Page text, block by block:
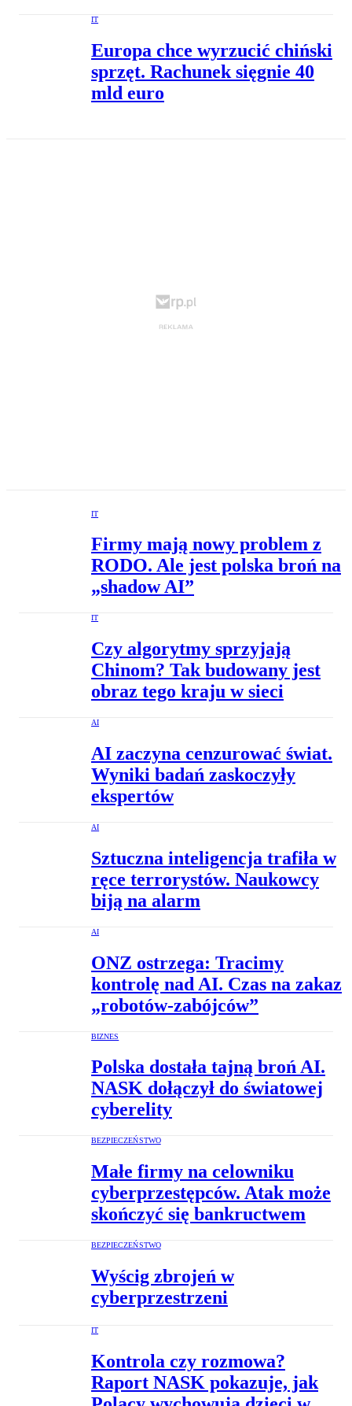
IT
Europa chce wyrzucić chiński
sprzęt. Rachunek sięgnie 40
mld euro
IT
Firmy mają nowy problem z
RODO. Ale jest polska broń na
„shadow AI”
IT
Czy algorytmy sprzyjają
Chinom? Tak budowany jest
obraz tego kraju w sieci
AI
AI zaczyna cenzurować świat.
Wyniki badań zaskoczyły
ekspertów
AI
Sztuczna inteligencja trafiła w
ręce terrorystów. Naukowcy
biją na alarm
AI
ONZ ostrzega: Tracimy
kontrolę nad AI. Czas na zakaz
„robotów-zabójców”
BIZNES
Polska dostała tajną broń AI.
NASK dołączył do światowej
cyberelity
BEZPIECZEŃSTWO
Małe firmy na celowniku
cyberprzestępców. Atak może
skończyć się bankructwem
BEZPIECZEŃSTWO
Wyścig zbrojeń w
cyberprzestrzeni
IT
Kontrola czy rozmowa?
Raport NASK pokazuje, jak